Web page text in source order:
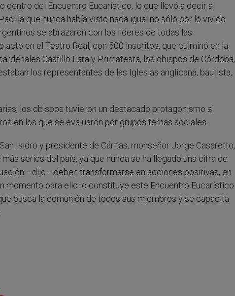
del Encuentro Eucarístico, lo que llevó a decir al
que nunca había visto nada igual no sólo por lo vivido
se abrazaron con los líderes de todas las
en el Teatro Real, con 500 inscritos, que culminó en la
Castillo Lara y Primatesta, los obispos de Córdoba,
los representantes de las Iglesias anglicana, bautista,
los obispos tuvieron un destacado protagonismo al
en los que se evaluaron por grupos temas sociales.
Isidro y presidente de Cáritas, monseñor Jorge Casaretto,
serios del país, ya que nunca se ha llegado una cifra de
–dijo– deben transformarse en acciones positivas, en
momento para ello lo constituye este Encuentro Eucarístico
busca la comunión de todos sus miembros y se capacita